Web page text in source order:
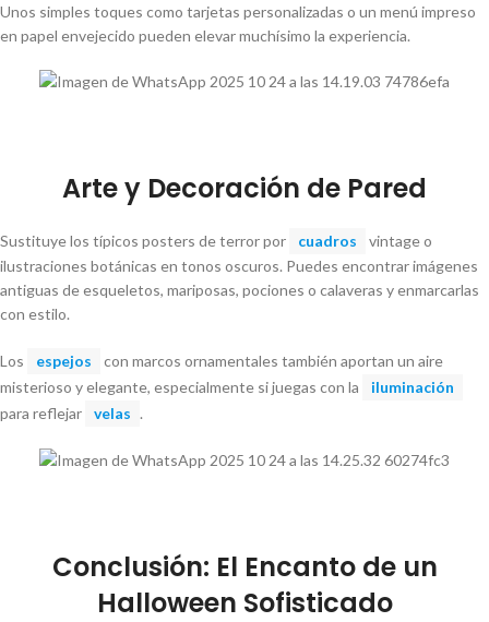
Unos simples toques como tarjetas personalizadas o un menú impreso
en papel envejecido pueden elevar muchísimo la experiencia.
Arte y Decoración de Pared
Sustituye los típicos posters de terror por cuadros
vintage o
ilustraciones botánicas en tonos oscuros. Puedes encontrar imágenes
antiguas de esqueletos, mariposas, pociones o calaveras y enmarcarlas
con estilo.
Los espejos
con marcos ornamentales también aportan un aire
misterioso y elegante, especialmente si juegas con la
iluminación
para reflejar
velas .
Conclusión: El Encanto de un
Halloween Sofisticado